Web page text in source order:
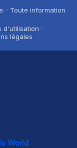
· Toute information
d'utilisation ·
légales
World